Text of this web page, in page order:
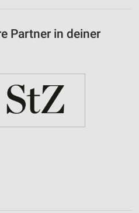
Partner in deiner